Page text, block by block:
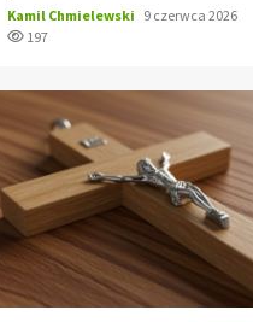
Kamil Chmielewski 9 czerwca 2026
197